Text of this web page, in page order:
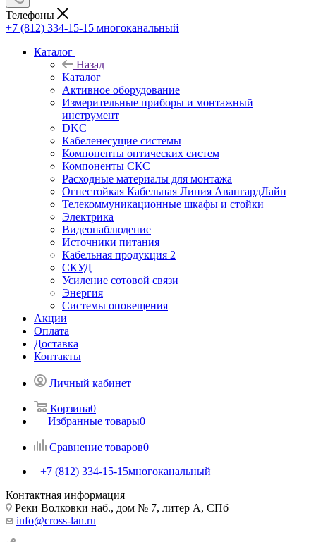
Телефоны
+7 (812) 334-15-15 многоканальный
Каталог
Назад
Каталог
Активное оборудование
Измерительные приборы и монтажный
инструмент
DKC
Кабеленесущие системы
Компоненты оптических систем
Компоненты СКС
Расходные материалы для монтажа
Огнестойкая Кабельная Линия АвангардЛайн
Телекоммуникационные шкафы и стойки
Электрика
Видеонаблюдение
Источники питания
Кабельная продукция 2
СКУД
Усиление сотовой связи
Энергия
Системы оповещения
Акции
Оплата
Доставка
Контакты
Личный кабинет
Корзина0
Избранные товары0
Сравнение товаров0
+7 (812) 334-15-15многоканальный
Контактная информация
Реки Волковки наб., дом № 7, литер А, СПб
info@cross-lan.ru